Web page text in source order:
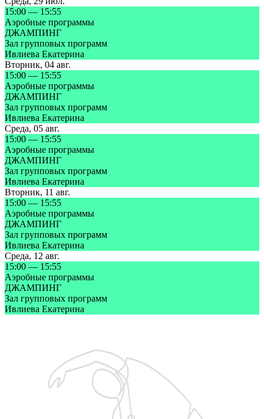
15:00 — 15:55
Аэробные программы
ДЖАМПИНГ
Зал групповых программ
Ивлиева Екатерина
Вторник, 04 авг.
15:00 — 15:55
Аэробные программы
ДЖАМПИНГ
Зал групповых программ
Ивлиева Екатерина
Среда, 05 авг.
15:00 — 15:55
Аэробные программы
ДЖАМПИНГ
Зал групповых программ
Ивлиева Екатерина
Вторник, 11 авг.
15:00 — 15:55
Аэробные программы
ДЖАМПИНГ
Зал групповых программ
Ивлиева Екатерина
Среда, 12 авг.
15:00 — 15:55
Аэробные программы
ДЖАМПИНГ
Зал групповых программ
Ивлиева Екатерина